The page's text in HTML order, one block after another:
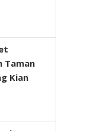
Taman
Kian